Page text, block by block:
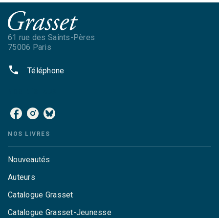
61 rue des Saints-Pères
75006 Paris
phone Téléphone
NOS LIVRES
Nouveautés
Auteurs
Catalogue Grasset
Catalogue Grasset-Jeunesse